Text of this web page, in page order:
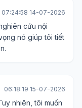
07:24:58 14-07-2026
cứu nội
nó giúp tôi tiết
06:18:19 15-07-2026
nhiên, tôi muốn